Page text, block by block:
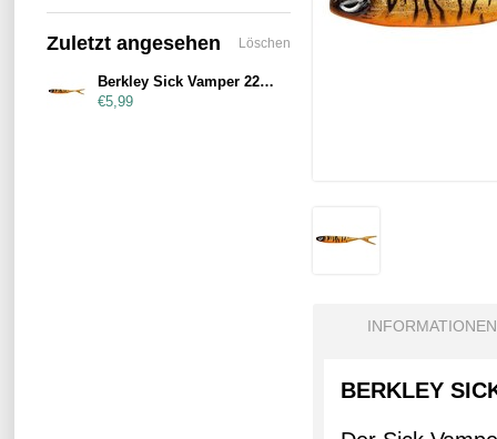
INFORMATIONEN
BERKLEY
Zuletzt angesehen Löschen
Berkley Sick Vamper 22cm Motoroil Burbot
€5,99